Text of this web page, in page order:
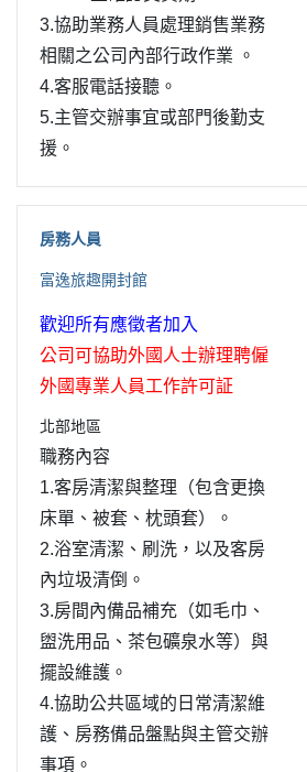
3.協助業務人員處理銷售業務
相關之公司內部行政作業 。
4.客服電話接聽。
5.主管交辦事宜或部門後勤支
援。
房務人員
富逸旅趣開封館
歡迎所有應徵者加入
公司可協助外國人士辦理聘僱
外國專業人員工作許可証
北部地區
職務內容
1.客房清潔與整理（包含更換
床單、被套、枕頭套）。
2.浴室清潔、刷洗，以及客房
內垃圾清倒。
3.房間內備品補充（如毛巾、
盥洗用品、茶包礦泉水等）與
擺設維護。
4.協助公共區域的日常清潔維
護、房務備品盤點與主管交辦
事項。